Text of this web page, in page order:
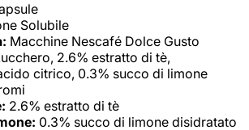
Solubile
Macchine Nescafé Dolce Gusto
2.6% estratto di tè,
citrico, 0.3% succo di limone
2.6% estratto di tè
0.3% succo di limone disidratato